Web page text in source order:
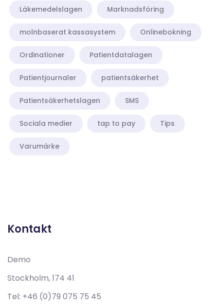
Läkemedelslagen Marknadsföring
molnbaserat kassasystem Onlinebokning
Ordinationer Patientdatalagen
Patientjournaler patientsäkerhet
Patientsäkerhetslagen SMS
Sociala medier tap to pay Tips
Varumärke
Demo
Stockholm, 174 41
Tel: +46 (0)79 075 75 45